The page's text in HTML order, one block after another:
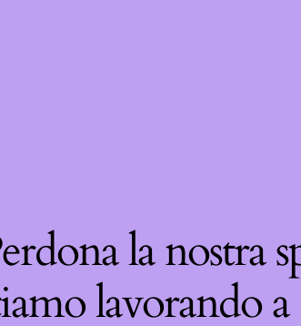
la nostra
lavorando a